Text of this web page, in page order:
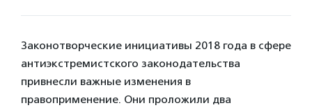
Законотворческие инициативы 2018 года в сфере
антиэкстремистского законодательства
привнесли важные изменения в
правоприменение. Они проложили два